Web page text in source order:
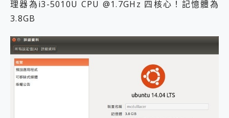
理器為i3-5010U CPU @1.7GHz 四核心！記憶體為
3.8GB